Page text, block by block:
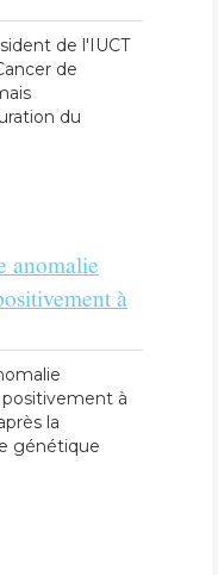
de l'IUCT
de
du
anomalie
à
à
la
génétique